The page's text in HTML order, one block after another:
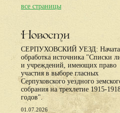
все страницы
Новости
СЕРПУХОВСКИЙ УЕЗД: Начата
обработка источника "Списки
и учреждений, имеющих право
участия в выборе гласных
Серпуховского уездного
собрания на трехлетие 1915-
годов".
01.07.2026